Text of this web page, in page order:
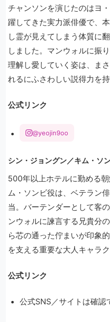
チャンソンを演じたのはヨ
躍してきた実力派俳優で、
し霊が見えてしまう体質に
しました。マンウォルに振
理解し愛していく姿は、ま
れるにふさわしい説得力を持
公式リンク
@yeojin9oo
シン・ジョングン／キム・ソ
500年以上ホテルに勤める
ム・ソンビ役は、ベテラン
当。バーテンダーとして客
ンウォルに諫言する兄貴分
ら芯の通った佇まいが印象
を支える重要な大人キャラ
公式リンク
公式SNS／サイトは確認